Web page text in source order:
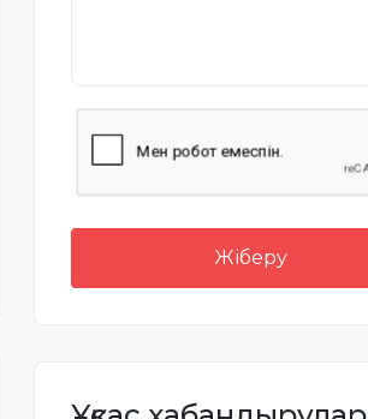
Жіберу